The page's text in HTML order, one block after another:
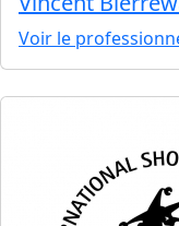
Voir le